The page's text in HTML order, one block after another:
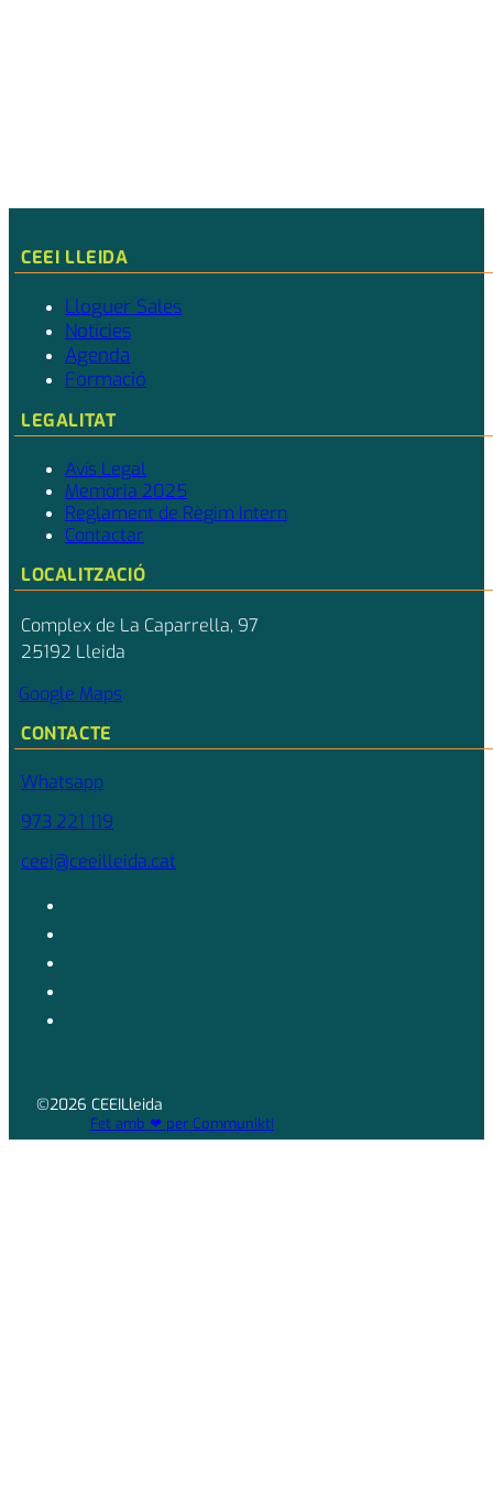
CEEI LLEIDA
Lloguer Sales
Notícies
Agenda
Formació
LEGALITAT
Avís Legal
Memòria 2025
Reglament de Règim Intern
Contactar
LOCALITZACIÓ
Complex de La Caparrella, 97
25192 Lleida
Google Maps
CONTACTE
Whatsapp
973 221 119
ceei@ceeilleida.cat
©2026 CEEILleida
Fet amb ❤ per Communikt!